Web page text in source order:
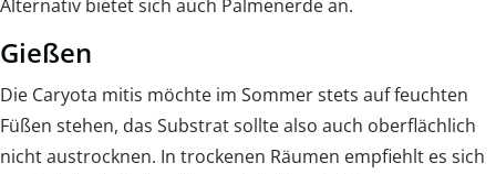
Alternativ bietet sich auch Palmenerde an.
Gießen
Die Caryota mitis möchte im Sommer stets auf feuchten
Füßen stehen, das Substrat sollte also auch oberflächlich
nicht austrocknen. In trockenen Räumen empfiehlt es sich